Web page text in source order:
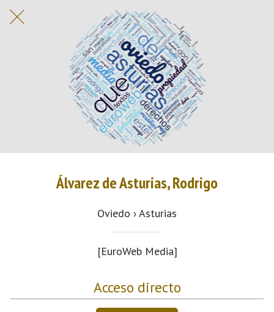
Álvarez de Asturias, Rodrigo
Oviedo › Asturias
[EuroWeb Media]
Acceso directo